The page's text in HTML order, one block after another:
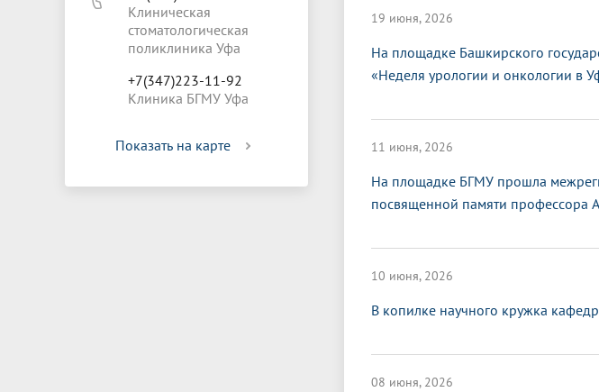
Клиническая
стоматологическая
поликлиника Уфа
+7(347)223-11-92
Клиника БГМУ Уфа
Показать на карте
19 июня, 2026
На площадке Башкирского
«Неделя урологии и онкологии в
11 июня, 2026
На площадке БГМУ прошла
посвященной памяти профессора
10 июня, 2026
В копилке научного кружка
08 июня, 2026